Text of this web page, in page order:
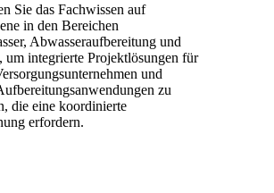
Sie das Fachwissen auf
in den Bereichen
Abwasseraufbereitung und
um integrierte Projektlösungen für
und
zu
die eine koordinierte
erfordern.